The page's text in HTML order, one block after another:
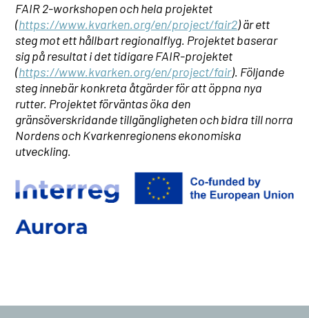
FAIR 2-workshopen och hela projektet
(https://www.kvarken.org/en/project/fair2) är ett
steg mot ett hållbart regionalflyg. Projektet baserar
sig på resultat i det tidigare FAIR-projektet
(https://www.kvarken.org/en/project/fair). Följande
steg innebär konkreta åtgärder för att öppna nya
rutter. Projektet förväntas öka den
gränsöverskridande tillgängligheten och bidra till norra
Nordens och Kvarkenregionens ekonomiska
utveckling.